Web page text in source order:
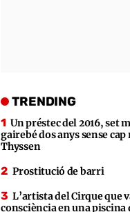
TRENDING
Un préstec del 2016, set
gairebé dos anys sense
Thyssen
Prostitució de barri
L’artista del Cirque que
consciència en una piscina